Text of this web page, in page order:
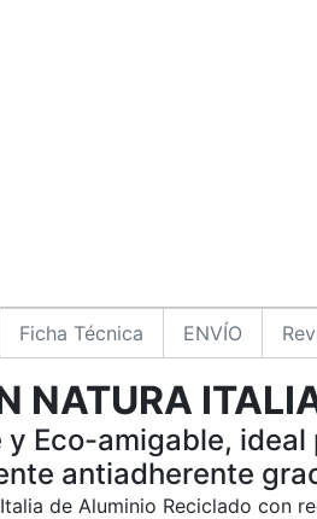
Ficha Técnica ENVÍO
NATURA
y Eco-amigable,
antiadherente
de Aluminio Reciclado con